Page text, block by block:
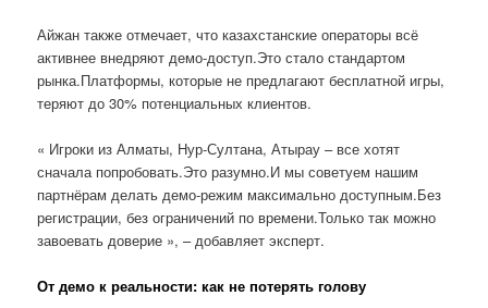
Айжан также отмечает, что казахстанские операторы всё
активнее внедряют демо-доступ.Это стало стандартом
рынка.Платформы, которые не предлагают бесплатной игры,
теряют до 30% потенциальных клиентов.
« Игроки из Алматы, Нур-Султана, Атырау – все хотят
сначала попробовать.Это разумно.И мы советуем нашим
партнёрам делать демо-режим максимально доступным.Без
регистрации, без ограничений по времени.Только так можно
завоевать доверие », – добавляет эксперт.
От демо к реальности: как не потерять голову